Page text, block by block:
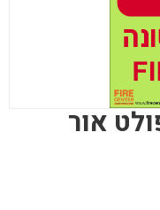
אור